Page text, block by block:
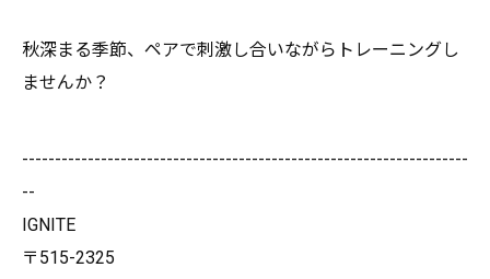
秋深まる季節、ペアで刺激し合いながらトレーニングし
ませんか？
--------------------------------------------------------------------
--
IGNITE
〒515-2325